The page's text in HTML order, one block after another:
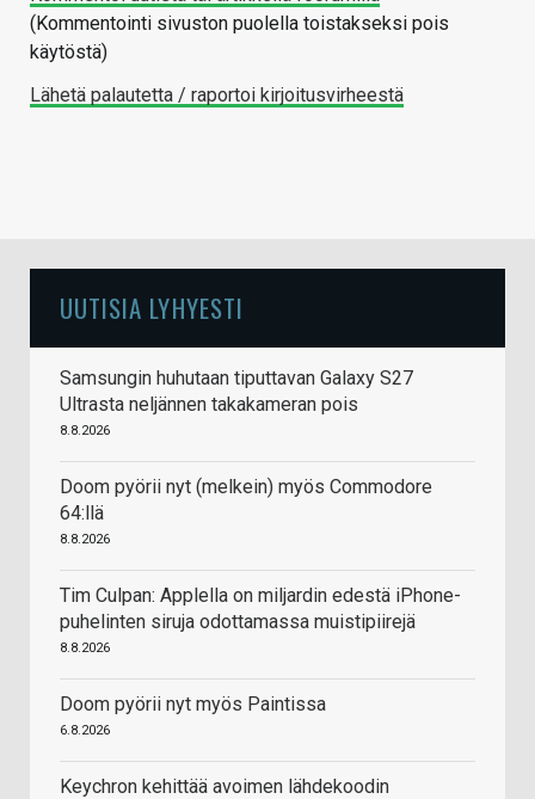
(Kommentointi sivuston puolella toistakseksi pois
käytöstä)
Lähetä palautetta / raportoi kirjoitusvirheestä
UUTISIA LYHYESTI
Samsungin huhutaan tiputtavan Galaxy S27
Ultrasta neljännen takakameran pois
8.8.2026
Doom pyörii nyt (melkein) myös Commodore
64:llä
8.8.2026
Tim Culpan: Applella on miljardin edestä iPhone-
puhelinten siruja odottamassa muistipiirejä
8.8.2026
Doom pyörii nyt myös Paintissa
6.8.2026
Keychron kehittää avoimen lähdekoodin